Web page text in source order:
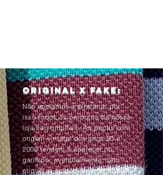
Original x Fake:
Não apoiamos a pirataria, por
isso todos os produtos da nossa
loja são originais. As peças com
origem vintage dos anos 90 e
2000 tendem à aparecer no
garimpo, eventualmente, sem
etiquetas ou com as informações